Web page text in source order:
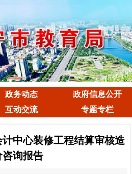
政务动态
政府信息公开
互动交流 专题专栏
中心装修工程结算审核造
咨询报告